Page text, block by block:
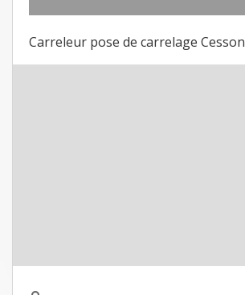
Carreleur pose de carrelage Cesson